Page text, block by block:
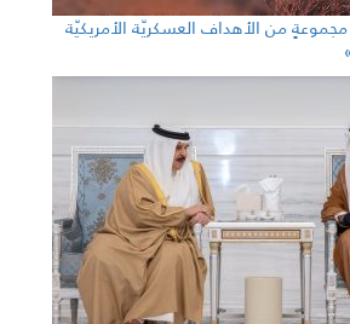
من الأهداف العسكريّة الأمريكيّة